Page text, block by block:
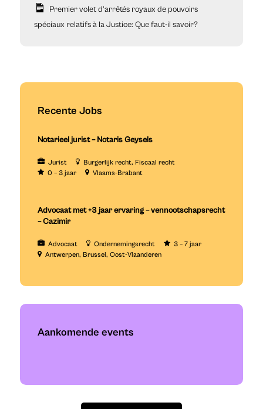
Premier volet d’arrêtés royaux de pouvoirs
spéciaux relatifs à la Justice: Que faut-il savoir?
Recente Jobs
Notarieel jurist – Notaris Geysels
Jurist Burgerlijk recht Fiscaal recht
0 – 3 jaar
Vlaams-Brabant
Advocaat met +3 jaar ervaring – vennootschapsrecht
– Cazimir
Advocaat Ondernemingsrecht
3 – 7 jaar
Antwerpen Brussel Oost-Vlaanderen
Aankomende events